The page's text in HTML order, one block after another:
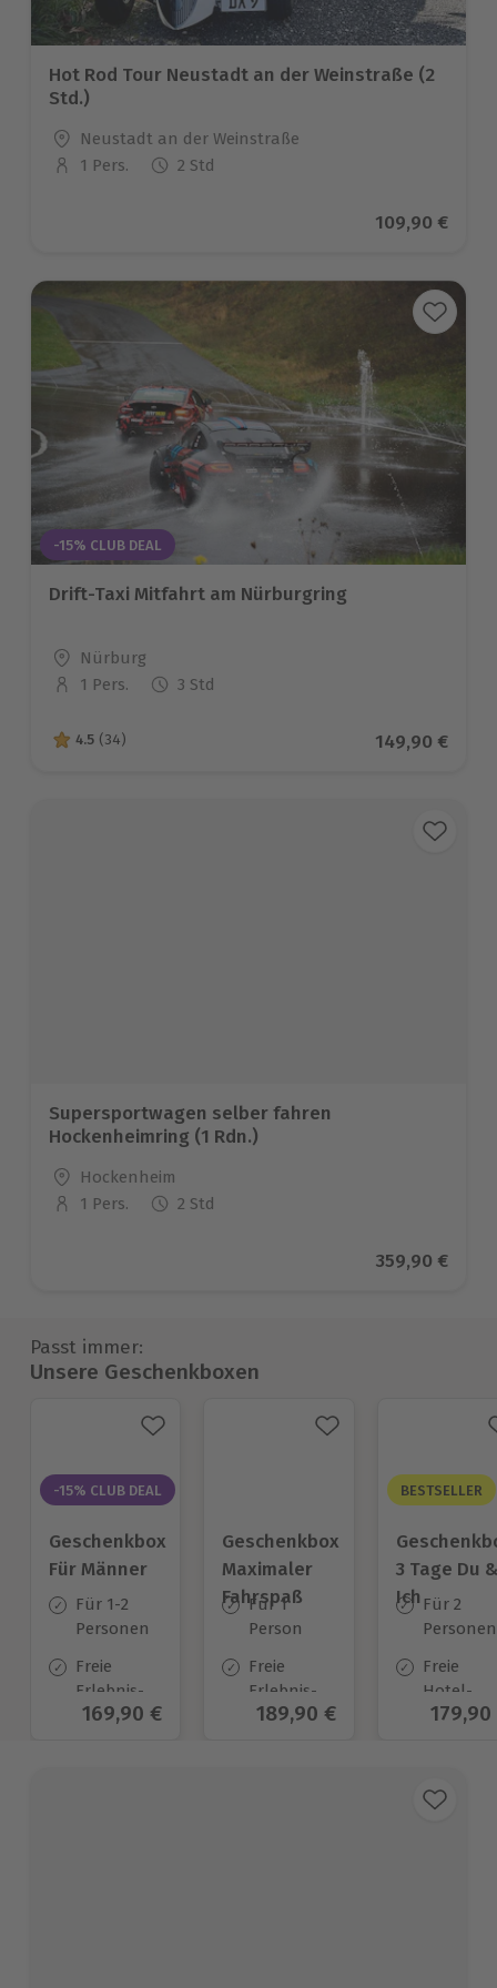
Hot Rod Tour Neustadt an der Weinstraße (2
Std.)
Standort
Neustadt an der Weinstraße
Anzahl der Teilnehmer
1 Pers. 2 Std
Aktueller
109,90 €
-15% CLUB DEAL
Drift-Taxi Mitfahrt am Nürburgring
Standort
Nürburg
Anzahl der Teilnehmer
1 Pers. 3 Std
4.5 von 5 Sternen basierend auf 34 Bewertungen
4.5 (34) Aktueller
149,90 €
Supersportwagen selber fahren
Hockenheimring (1 Rdn.)
Standort
Hockenheim
Anzahl der Teilnehmer
1 Pers. 2 Std
Aktueller
359,90 €
Passt immer:
Unsere Geschenkboxen
-15% CLUB DEAL
Geschenkbox
Für Männer
Für 1-2
Personen
Freie
Erlebnis-
Auswahl
Aktueller Preis
169,90 €
Geschenkbox
Maximaler
Fahrspaß
Für 1
Person
Freie
Erlebnis-
Auswahl
Aktueller Preis
189,90 €
BESTSELLER
3 Tage Du
Ich Für 2
Personen
Freie
Hotel-
Auswahl
179,90